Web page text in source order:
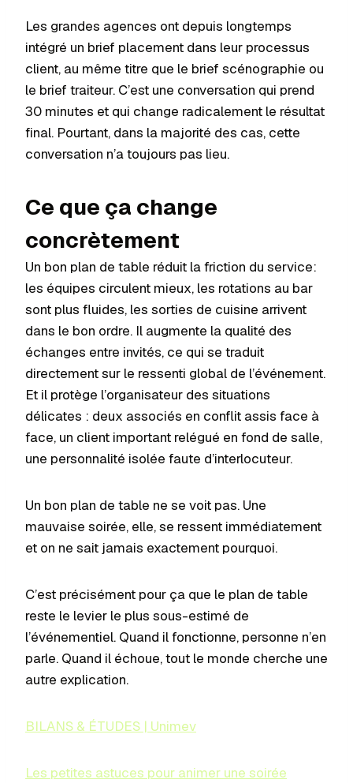
Les grandes agences ont depuis longtemps
intégré un brief placement dans leur processus
client, au même titre que le brief scénographie ou
le brief traiteur. C’est une conversation qui prend
30 minutes et qui change radicalement le résultat
final. Pourtant, dans la majorité des cas, cette
conversation n’a toujours pas lieu.
Ce que ça change
concrètement
Un bon plan de table réduit la friction du service:
les équipes circulent mieux, les rotations au bar
sont plus fluides, les sorties de cuisine arrivent
dans le bon ordre. Il augmente la qualité des
échanges entre invités, ce qui se traduit
directement sur le ressenti global de l’événement.
Et il protège l’organisateur des situations
délicates : deux associés en conflit assis face à
face, un client important relégué en fond de salle,
une personnalité isolée faute d’interlocuteur.
Un bon plan de table ne se voit pas. Une
mauvaise soirée, elle, se ressent immédiatement
et on ne sait jamais exactement pourquoi.
C’est précisément pour ça que le plan de table
reste le levier le plus sous-estimé de
l’événementiel. Quand il fonctionne, personne n’en
parle. Quand il échoue, tout le monde cherche une
autre explication.
BILANS & ÉTUDES | Unimev
Les petites astuces pour animer une soirée